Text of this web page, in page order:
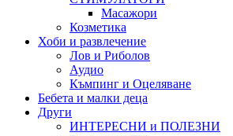
Масажори
Козметика
Хоби и развлечение
Лов и Риболов
Аудио
Къмпинг и Оцеляване
Бебета и малки деца
Други
ИНТЕРЕСНИ и ПОЛЕЗНИ